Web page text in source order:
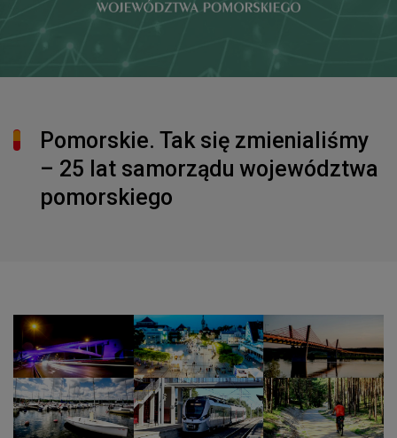
Pomorskie. Tak się zmienialiśmy
– 25 lat samorządu województwa
pomorskiego